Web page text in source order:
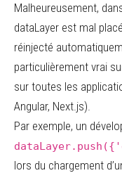
Malheureusement,
dataLayer est mal
réinjecté
particulièrement vrai
sur toutes les
Angular, Next.js).
Par exemple, un
lors du chargement